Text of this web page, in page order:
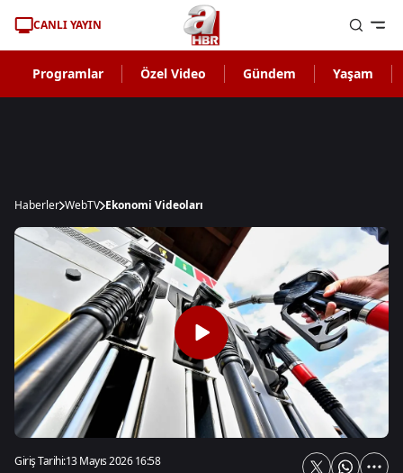
CANLI YAYIN
Programlar Özel Video Gündem Yaşam
Haberler WebTV Ekonomi Videoları
Giriş Tarihi:13 Mayıs 2026 16:58